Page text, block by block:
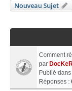
Nouveau Sujet
Comment
par
Publié dans
Réponses :